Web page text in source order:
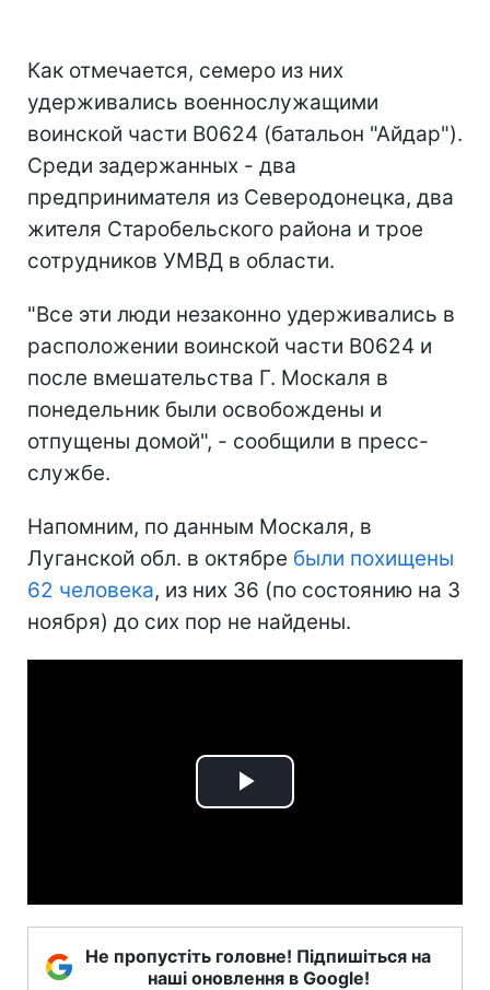
Как отмечается, семеро из них
удерживались военнослужащими
воинской части В0624 (батальон "Айдар").
Среди задержанных - два
предпринимателя из Северодонецка, два
жителя Старобельского района и трое
сотрудников УМВД в области.
"Все эти люди незаконно удерживались в
расположении воинской части В0624 и
после вмешательства Г. Москаля в
понедельник были освобождены и
отпущены домой", - сообщили в пресс-
службе.
Напомним, по данным Москаля, в
Луганской обл. в октябре были похищены
62 человека, из них 36 (по состоянию на 3
ноября) до сих пор не найдены.
Play
Не пропустіть головне! Підпишіться на
наші оновлення в Google!